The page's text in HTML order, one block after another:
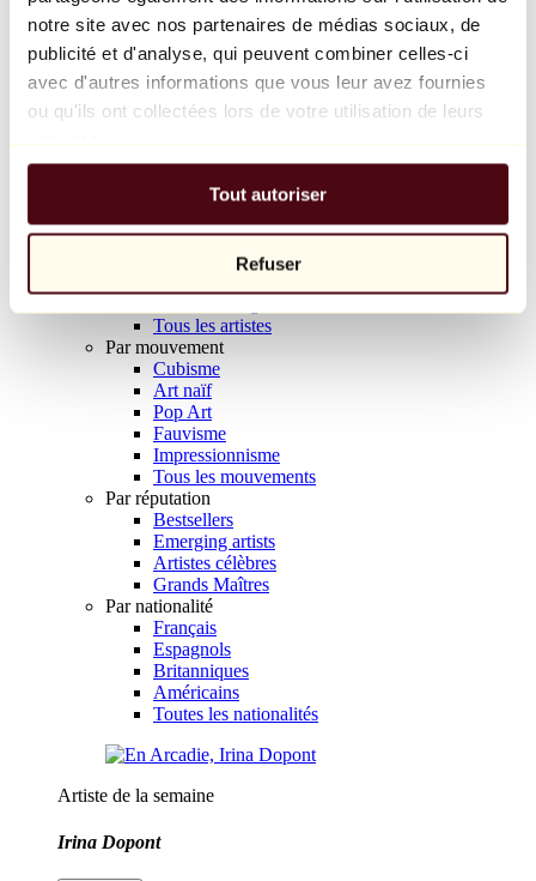
notre site avec nos partenaires de médias sociaux, de
publicité et d'analyse, qui peuvent combiner celles-ci
avec d'autres informations que vous leur avez fournies
ou qu'ils ont collectées lors de votre utilisation de leurs
Tout autoriser
Refuser
Balloon Dog (Orange)
Jeff Koons
10 000 €
Parcourir
Tous les sculpteurs
Tous les photographes
Tous les artistes
Par mouvement
Cubisme
Art naïf
Pop Art
Fauvisme
Impressionnisme
Tous les mouvements
Par réputation
Bestsellers
Emerging artists
Artistes célèbres
Grands Maîtres
Par nationalité
Français
Espagnols
Britanniques
Américains
Toutes les nationalités
Artiste de la semaine
Irina Dopont